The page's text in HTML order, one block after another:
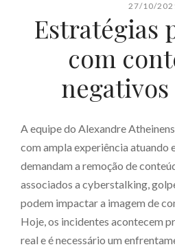
27/10/
Estratégias
com
A equipe do Alexandre
com ampla experiência atuando
demandam a remoção de
associados a cyberstalking,
podem impactar a imagem de
Hoje, os incidentes acontecem
real e é necessário um